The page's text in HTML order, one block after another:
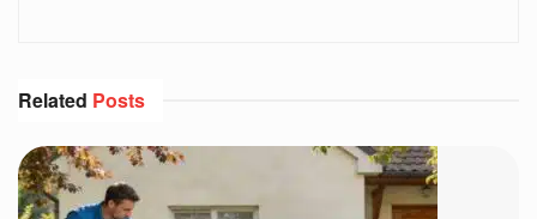
Related Posts